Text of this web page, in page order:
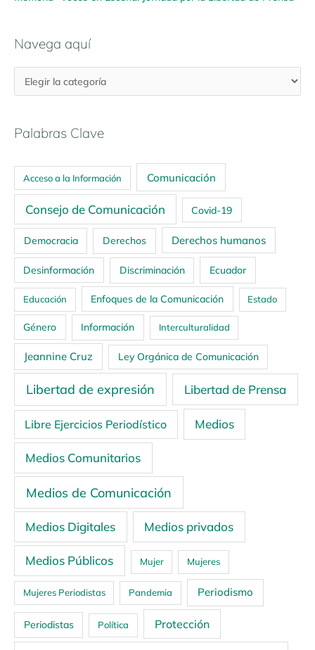
Navega aquí
Palabras Clave
Acceso a la Información Comunicación
Consejo de Comunicación Covid-19
Democracia Derechos Derechos humanos
Desinformación Discriminación Ecuador
Educación Enfoques de la Comunicación Estado
Género Información Interculturalidad
Jeannine Cruz Ley Orgánica de Comunicación
Libertad de expresión Libertad de Prensa
Libre Ejercicios Periodístico Medios
Medios Comunitarios
Medios de Comunicación
Medios Digitales Medios privados
Medios Públicos Mujer Mujeres
Mujeres Periodistas Pandemia Periodismo
Periodistas Política Protección